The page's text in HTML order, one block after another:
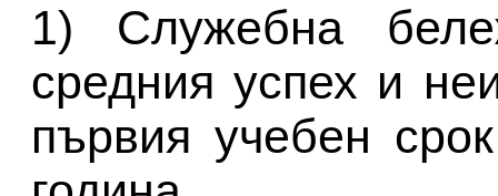
1) Служебна
средния успех и
първия учебен